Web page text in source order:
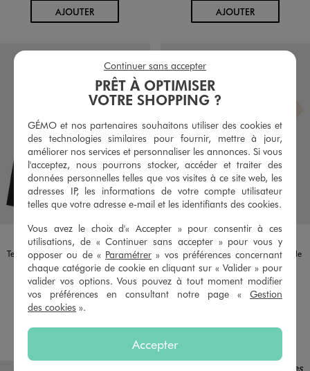
AJOUTERAU PANIER AJOUTERAU PANIER
Disponible en 2 coloris
Tee-shirt manches longues uni en maille côtelée fille
7,99 €
-50% sur le 2ème produit d'été
AJOUTERAU PANIER
Disponible en 2 coloris
Tee-shirt manches courtes froncé fille
7,99 €
-50% sur le 2ème produit d'été
5/5 de moyenne
(10 avis)
AJOUTERAU PANIER
PRÊT À OPTIMISER
VOTRE SHOPPING ?
GÉMO et nos partenaires souhaitons utiliser des cookies et
des technologies similaires pour fournir, mettre à jour,
améliorer nos services et personnaliser les annonces. Si vous
l'acceptez, nous pourrons stocker, accéder et traiter des
données personnelles telles que vos visites à ce site web, les
adresses IP, les informations de votre compte utilisateur
telles que votre adresse e-mail et les identifiants des cookies.
Vous avez le choix d'« Accepter » pour consentir à ces
utilisations, de « Continuer sans accepter » pour vous y
opposer ou de « Paramétrer » vos préférences concernant
chaque catégorie de cookie en cliquant sur « Valider » pour
valider vos options. Vous pouvez à tout moment modifier
vos préférences en consultant notre page « Gestion
des cookies ».
Accepter
Continuer sans accepter